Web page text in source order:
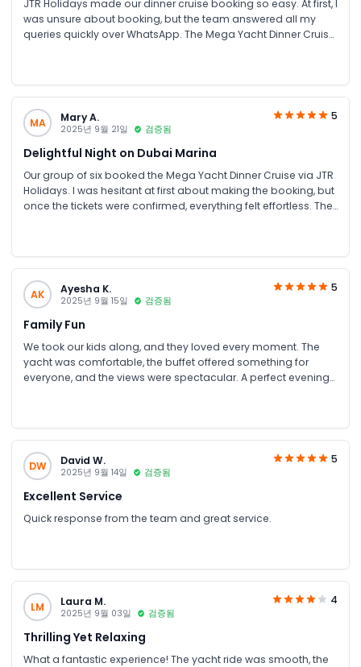
JTR Holidays made our dinner cruise booking so easy. At first, I
was unsure about booking, but the team answered all my
queries quickly over WhatsApp. The Mega Yacht Dinner Cruise
looking for something special in Dubai. JTR’s support made it
even better.
MA
Mary A.
2025년 9월 21일 검증됨
5
Delightful Night on Dubai Marina
Our group of six booked the Mega Yacht Dinner Cruise via JTR
Holidays. I was hesitant at first about making the booking, but
once the tickets were confirmed, everything felt effortless. The
an excellent night out with fantastic service from start to finish.
AK
Ayesha K.
2025년 9월 15일 검증됨
5
Family Fun
We took our kids along, and they loved every moment. The
yacht was comfortable, the buffet offered something for
everyone, and the views were spectacular. A perfect evening
DW David W.
2025년 9월 14일 검증됨
5
Excellent Service
Quick response from the team and great service.
LM Laura M.
2025년 9월 03일 검증됨
4
Thrilling Yet Relaxing
What a fantastic experience! The yacht ride was smooth, the